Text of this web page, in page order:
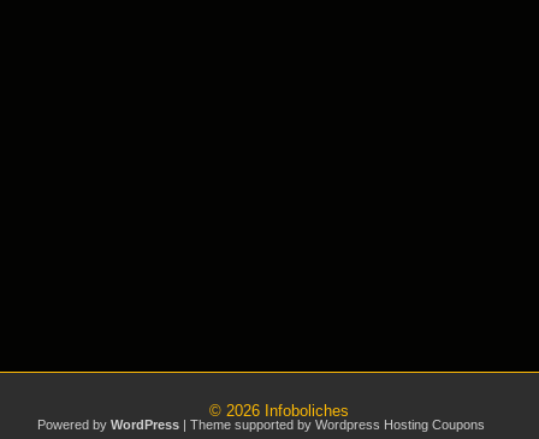
© 2026 Infoboliches
Powered by WordPress| Theme supported by Wordpress Hosting Coupons